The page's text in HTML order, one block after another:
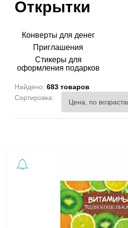
Открытки
Конверты для денег
Приглашения
Стикеры для
оформления подарков
Найдено: 683 товаров
Сортировка: